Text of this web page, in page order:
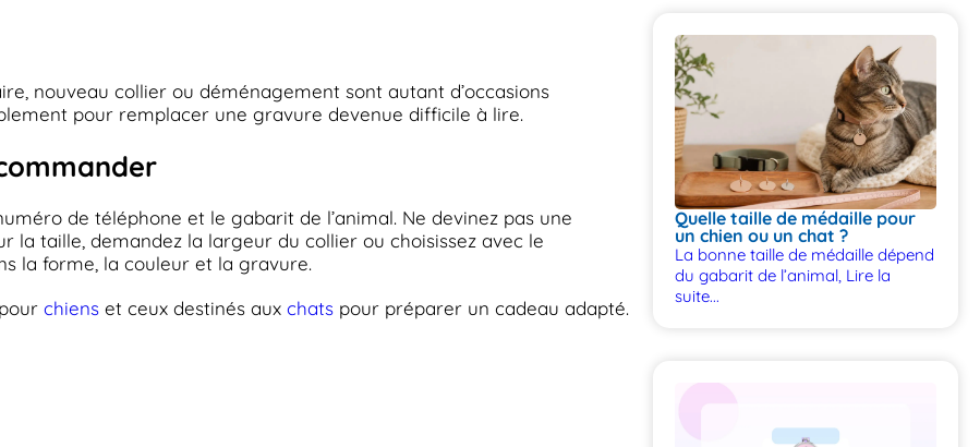
nouveau collier ou déménagement sont autant d’occasions
pour remplacer une gravure devenue difficile à lire.
de téléphone et le gabarit de l’animal. Ne devinez pas une
la taille, demandez la largeur du collier ou choisissez avec le
la forme, la couleur et la gravure.
chiens et ceux destinés aux chats pour préparer un cadeau adapté.
Quelle taille de médaille pour
un chien ou un chat ?
La bonne taille de médaille dépend
du gabarit de l’animal, Lire la
suite...